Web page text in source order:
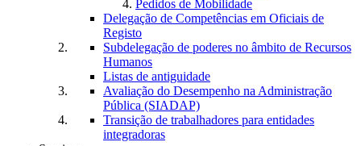
Pedidos de Mobilidade
Delegação de Competências em Oficiais de
Registo
Subdelegação de poderes no âmbito de Recursos
Humanos
Listas de antiguidade
Avaliação do Desempenho na Administração
Pública (SIADAP)
Transição de trabalhadores para entidades
integradoras